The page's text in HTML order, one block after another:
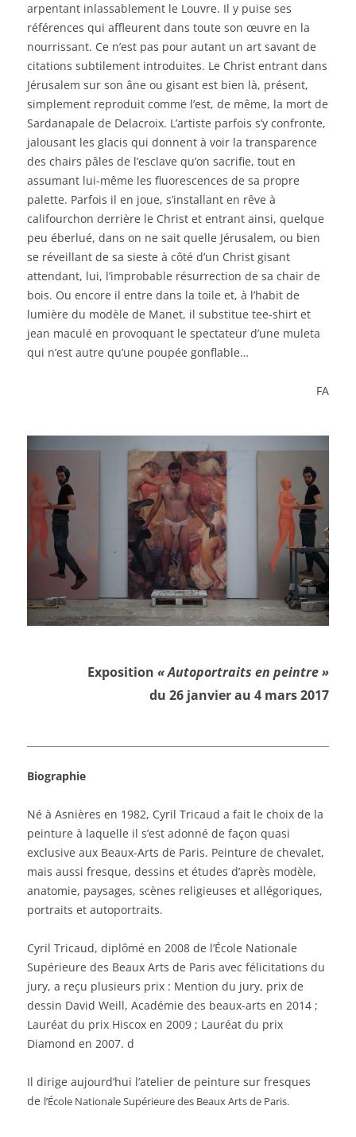
arpentant inlassablement le Louvre. Il y puise ses
références qui affleurent dans toute son œuvre en la
nourrissant. Ce n’est pas pour autant un art savant de
citations subtilement introduites. Le Christ entrant dans
Jérusalem sur son âne ou gisant est bien là, présent,
simplement reproduit comme l’est, de même, la mort de
Sardanapale de Delacroix. L’artiste parfois s’y confronte,
jalousant les glacis qui donnent à voir la transparence
des chairs pâles de l’esclave qu’on sacrifie, tout en
assumant lui-même les fluorescences de sa propre
palette. Parfois il en joue, s’installant en rêve à
califourchon derrière le Christ et entrant ainsi, quelque
peu éberlué, dans on ne sait quelle Jérusalem, ou bien
se réveillant de sa sieste à côté d’un Christ gisant
attendant, lui, l’improbable résurrection de sa chair de
bois. Ou encore il entre dans la toile et, à l’habit de
lumière du modèle de Manet, il substitue tee-shirt et
jean maculé en provoquant le spectateur d’une muleta
qui n’est autre qu’une poupée gonflable…
FA
Exposition « Autoportraits en peintre »
du 26 janvier au 4 mars 2017
Biographie
Né à Asnières en 1982, Cyril Tricaud a fait le choix de la
peinture à laquelle il s’est adonné de façon quasi
exclusive aux Beaux-Arts de Paris. Peinture de chevalet,
mais aussi fresque, dessins et études d’après modèle,
anatomie, paysages, scènes religieuses et allégoriques,
portraits et autoportraits.
Cyril Tricaud, diplômé en 2008 de l’École Nationale
Supérieure des Beaux Arts de Paris avec félicitations du
jury, a reçu plusieurs prix : Mention du jury, prix de
dessin David Weill, Académie des beaux-arts en 2014 ;
Lauréat du prix Hiscox en 2009 ; Lauréat du prix
Diamond en 2007. d
Il dirige aujourd’hui l’atelier de peinture sur fresques
de l’École Nationale Supérieure des Beaux Arts de Paris.